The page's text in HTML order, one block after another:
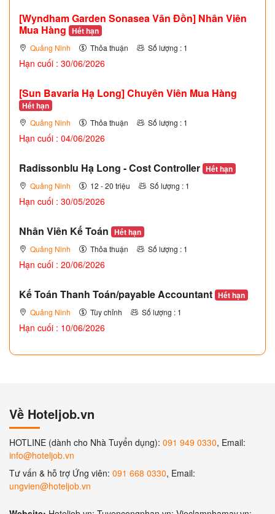
[Wyndham Garden Sonasea Vân Đồn] Nhân Viên
Mua Hàng Hết hạn
Quảng Ninh Thỏa thuận Số lượng : 1
Hạn cuối : 30/06/2026
[Sun Bavaria Hạ Long] Chuyên Viên Mua Hàng
Hết hạn
Quảng Ninh Thỏa thuận Số lượng : 1
Hạn cuối : 04/06/2026
Radissonblu Hạ Long - Cost Controller Hết hạn
Quảng Ninh 12 - 20 triệu Số lượng : 1
Hạn cuối : 30/05/2026
Nhân Viên Kế Toán Hết hạn
Quảng Ninh Thỏa thuận Số lượng : 1
Hạn cuối : 20/06/2026
Kế Toán Thanh Toán/payable Accountant Hết hạn
Quảng Ninh Tùy chỉnh Số lượng : 1
Hạn cuối : 10/06/2026
Về Hoteljob.vn
HOTLINE (dành cho Nhà Tuyển dụng): 091 949 0330, Email:
info@hoteljob.vn
Tư vấn & hỗ trợ Ứng viên: 091 668 0330, Email:
ungvien@hoteljob.vn